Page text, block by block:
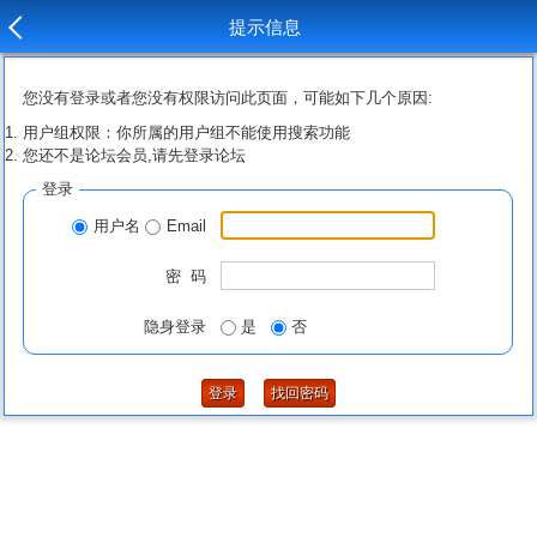
提示信息
您没有登录或者您没有权限访问此页面，可能如下几个原因:
用户组权限：你所属的用户组不能使用搜索功能
您还不是论坛会员,请先登录论坛
登录
用户名 Email
密 码
隐身登录 是 否